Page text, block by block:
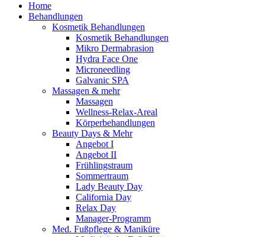
Home
Behandlungen
Kosmetik Behandlungen
Kosmetik Behandlungen
Mikro Dermabrasion
Hydra Face One
Microneedling
Galvanic SPA
Massagen & mehr
Massagen
Wellness-Relax-Areal
Körperbehandlungen
Beauty Days & Mehr
Angebot I
Angebot II
Frühlingstraum
Sommertraum
Lady Beauty Day
California Day
Relax Day
Manager-Programm
Med. Fußpflege & Maniküre